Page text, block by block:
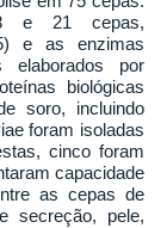
e 21 cepas,
e as enzimas
elaborados por
biológicas
soro, incluindo
foram isoladas
cinco foram
capacidade
as cepas de
secreção, pele,